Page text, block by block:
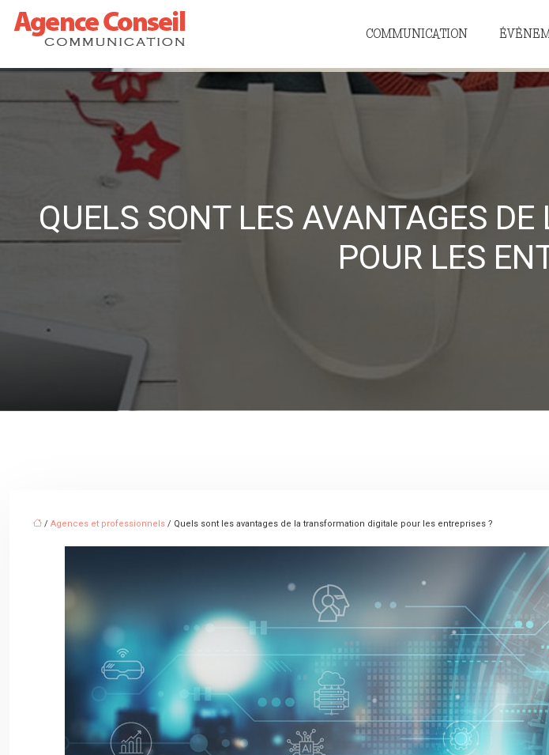
COMMUNICATION
QUELS SONT LES AVANTAGES
POUR LES
/ Agences et professionnels / Quels sont les avantages de la transformation digitale pour les entreprises ?